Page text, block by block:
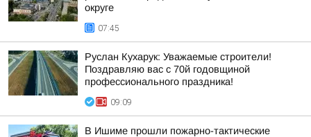
округе
07:45
Руслан Кухарук: Уважаемые строители!
Поздравляю вас с 70й годовщиной
профессионального праздника!
09:09
В Ишиме прошли пожарно-тактические